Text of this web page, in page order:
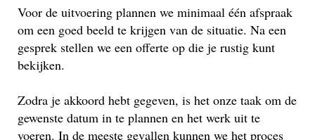
Voor de uitvoering plannen we minimaal één afspraak
om een goed beeld te krijgen van de situatie. Na een
gesprek stellen we een offerte op die je rustig kunt
bekijken.
Zodra je akkoord hebt gegeven, is het onze taak om de
gewenste datum in te plannen en het werk uit te
voeren. In de meeste gevallen kunnen we het proces